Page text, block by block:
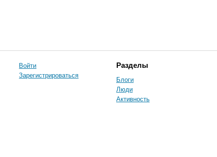
Войти
Зарегистрироваться
Разделы
Блоги
Люди
Активность